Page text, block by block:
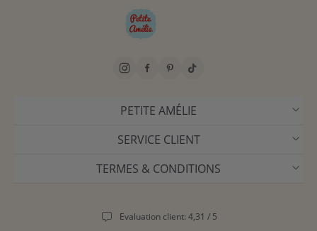
PETITE AMÉLIE
SERVICE CLIENT
TERMES & CONDITIONS
Evaluation client: 4,31 / 5